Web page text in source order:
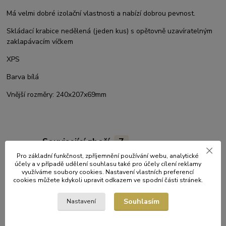
Má velmi dobré izolační vlastnosti a nabízí dobrou pevnost.
Skládací krabice nedělená (jeden kus) s opětovně uzavíratelným
zaklapávacím víčkem
XPS
Barva bílá
Vnější rozměry: 240x207x69mm
Související zboží 7
Pro základní funkčnost, zpříjemnění používání webu, analytické
účely a v případě udělení souhlasu také pro účely cílení reklamy
využíváme soubory cookies. Nastavení vlastních preferencí
cookies můžete kdykoli upravit odkazem ve spodní části stránek.
Nastavení Souhlasím